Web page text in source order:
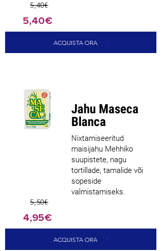
5,40€
5,40€
ACQUISTA ORA
Jahu Maseca
Blanca
Nixtamiseeritud
maisijahu Mehhiko
suupistete, nagu
tortillade, tamalide või
sopeside
valmistamiseks.
5,50€
4,95€
ACQUISTA ORA